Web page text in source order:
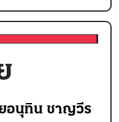
ยอนุทิน ชาญวีร